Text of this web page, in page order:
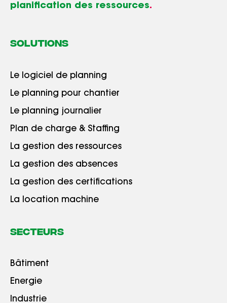
planification des ressources.
SOLUTIONS
Le logiciel de planning
Le planning pour chantier
Le planning journalier
Plan de charge & Staffing
La gestion des ressources
La gestion des absences
La gestion des certifications
La location machine
Secteurs
Bâtiment
Energie
Industrie